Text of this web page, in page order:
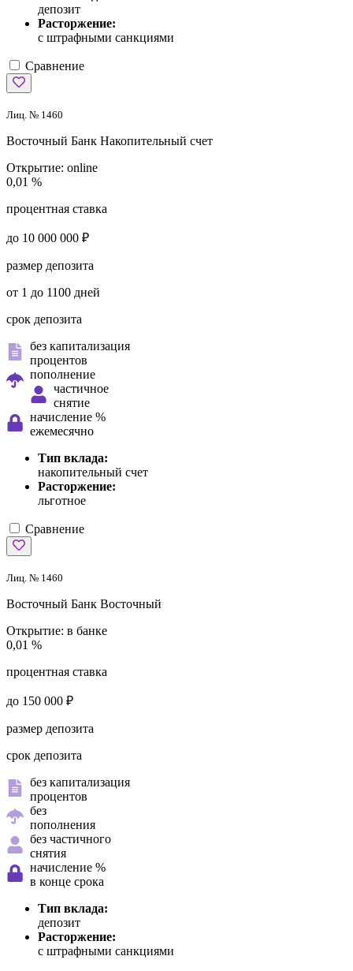
депозит
Расторжение:
с штрафными санкциями
Сравнение
Лиц. № 1460
Восточный Банк Накопительный счет
Открытие: online
0,01 %
процентная ставка
до 10 000 000 ₽
размер депозита
от 1 до 1100 дней
срок депозита
без капитализация
процентов
пополнение
частичное
снятие
начисление %
ежемесячно
Тип вклада:
накопительный счет
Расторжение:
льготное
Сравнение
Лиц. № 1460
Восточный Банк Восточный
Открытие: в банке
0,01 %
процентная ставка
до 150 000 ₽
размер депозита
срок депозита
без капитализация
процентов
без
пополнения
без частичного
снятия
начисление %
в конце срока
Тип вклада:
депозит
Расторжение:
с штрафными санкциями